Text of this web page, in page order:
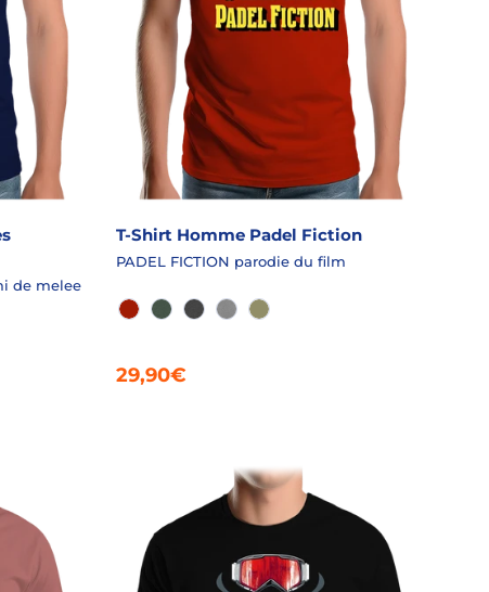
de melee
T-Shirt Homme Padel Fiction
PADEL FICTION parodie du film
ROUGEEPICEA CHINÉ
GRANIT CHINÉ
GRIS CHINÉ
LICHEN
29,90€